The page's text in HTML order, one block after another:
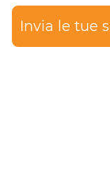
Invia le tue